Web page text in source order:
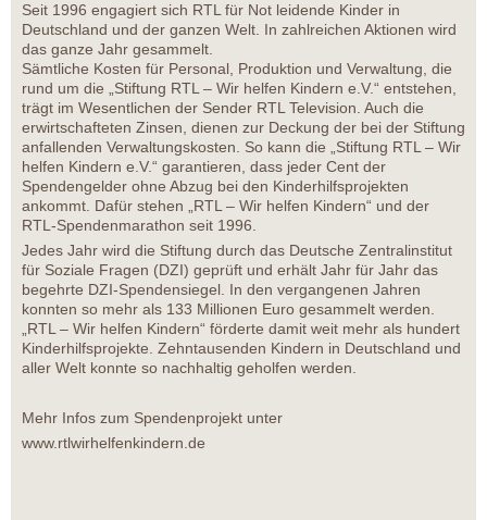
Seit 1996 engagiert sich RTL für Not leidende Kinder in
Deutschland und der ganzen Welt. In zahlreichen Aktionen wird
das ganze Jahr gesammelt.
Sämtliche Kosten für Personal, Produktion und Verwaltung, die
rund um die „Stiftung RTL – Wir helfen Kindern e.V.“ entstehen,
trägt im Wesentlichen der Sender RTL Television. Auch die
erwirtschafteten Zinsen, dienen zur Deckung der bei der Stiftung
anfallenden Verwaltungskosten. So kann die „Stiftung RTL – Wir
helfen Kindern e.V.“ garantieren, dass jeder Cent der
Spendengelder ohne Abzug bei den Kinderhilfsprojekten
ankommt. Dafür stehen „RTL – Wir helfen Kindern“ und der
RTL-Spendenmarathon seit 1996.
Jedes Jahr wird die Stiftung durch das Deutsche Zentralinstitut
für Soziale Fragen (DZI) geprüft und erhält Jahr für Jahr das
begehrte DZI-Spendensiegel. In den vergangenen Jahren
konnten so mehr als 133 Millionen Euro gesammelt werden.
„RTL – Wir helfen Kindern“ förderte damit weit mehr als hundert
Kinderhilfsprojekte. Zehntausenden Kindern in Deutschland und
aller Welt konnte so nachhaltig geholfen werden.
Mehr Infos zum Spendenprojekt unter
www.rtlwirhelfenkindern.de